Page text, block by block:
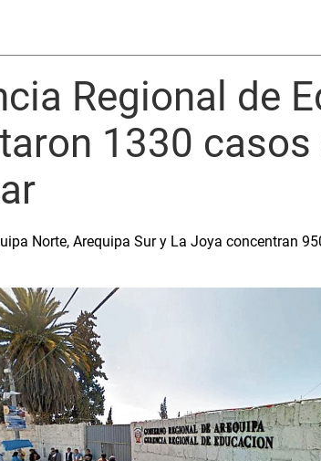
Regional de
1330
Norte, Arequipa Sur y La Joya concentran